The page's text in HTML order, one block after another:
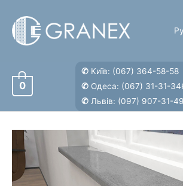
содержимому
0
✆ Київ: (067) 364-58-58
✆ Одеса: (067) 31-31-
✆ Львів: (097) 907-31-49